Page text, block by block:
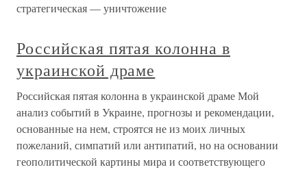
стратегическая — уничтожение
Российская пятая колонна в
украинской драме
Российская пятая колонна в украинской драме Мой
анализ событий в Украине, прогнозы и рекомендации,
основанные на нем, строятся не из моих личных
пожеланий, симпатий или антипатий, но на основании
геополитической картины мира и соответствующего